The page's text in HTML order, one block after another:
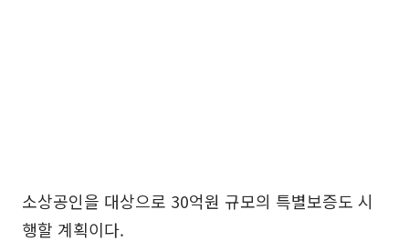
소상공인을 대상으로 30억원 규모의 특별보증도 시
행할 계획이다.